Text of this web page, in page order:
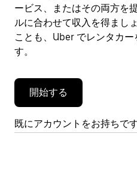
ー
を
閉
じ
す。
ービス、またはその両方を
ルに合わせて収入を得まし
ことも、Uber でレンタカ
す。
開始する
既にアカウントをお持ちで